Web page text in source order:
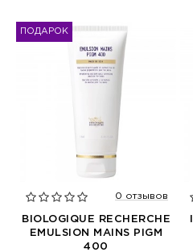
ПОДАРОК
0 отзывов
BIOLOGIQUE RECHERCHE
EMULSION MAINS PIGM
400